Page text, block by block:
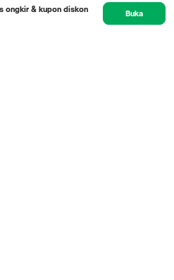
ongkir & kupon diskon
Buka